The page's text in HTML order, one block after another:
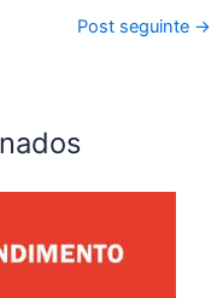
Post seguinte →